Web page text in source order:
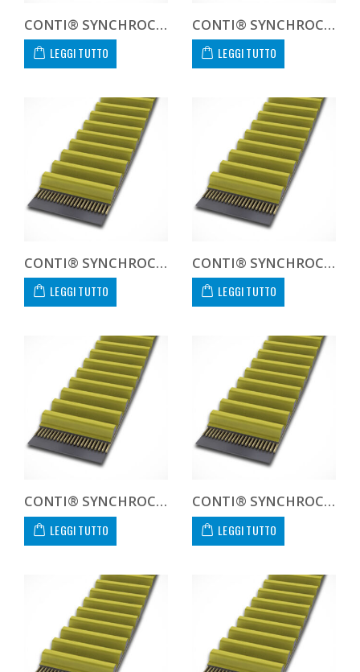
CONTI® SYNCHROCHAIN CTD 8M 1224 21
LEGGI TUTTO
CONTI® SYNCHROCHAIN CTD 8M 1280 21
LEGGI TUTTO
CONTI® SYNCHROCHAIN CTD 8M 1440 21
LEGGI TUTTO
CONTI® SYNCHROCHAIN CTD 8M 1600 21
LEGGI TUTTO
CONTI® SYNCHROCHAIN CTD 8M 1760 21
LEGGI TUTTO
CONTI® SYNCHROCHAIN CTD 8M 1792 21
LEGGI TUTTO